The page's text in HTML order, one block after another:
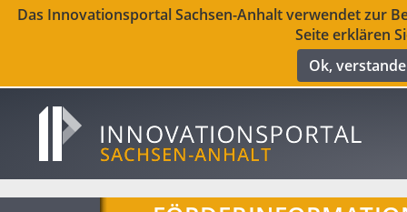
Das Innovationsportal Sachsen-Anhalt verwendet zur
Seite erklären
Ok,